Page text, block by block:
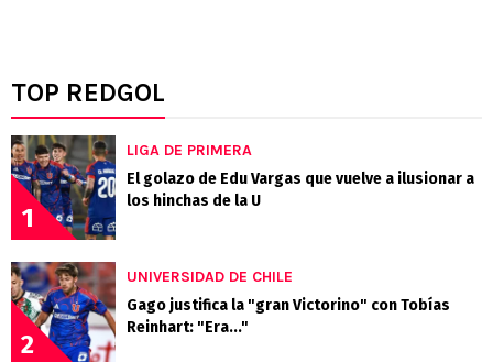
TOP REDGOL
1
LIGA DE PRIMERA
El golazo de Edu Vargas que vuelve a ilusionar a
los hinchas de la U
2
UNIVERSIDAD DE CHILE
Gago justifica la "gran Victorino" con Tobías
Reinhart: "Era..."